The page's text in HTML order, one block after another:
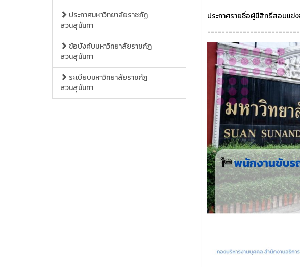
ประกาศมหาวิทยาลัยราชภัฏ
สวนสุนันทา
ข้อบังคับมหาวิทยาลัยราชภัฏ
สวนสุนันทา
ระเบียบมหาวิทยาลัยราชภัฏ
สวนสุนันทา
ประกาศรายชื่อผู้มีสิทธิ์สอบแข่